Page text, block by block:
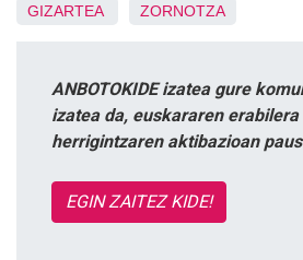
GIZARTEA ZORNOTZA
ANBOTOKIDE izatea gure
izatea da, euskararen
herrigintzaren aktibazioan
EGIN ZAITEZ KIDE!